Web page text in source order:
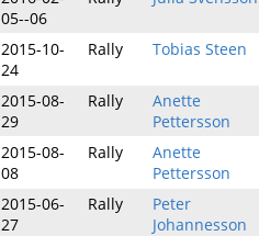
05--06
2015-10-
24
Rally Tobias Steen
2015-08-
29
Rally
Anette
Pettersson
2015-08-
08
Rally
Anette
Pettersson
2015-06-
27
Rally
Peter
Johannesson